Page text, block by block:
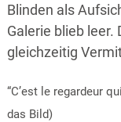
Blinden als
Galerie blieb
gleichzeitig
“C’est le regardeur
das Bild)